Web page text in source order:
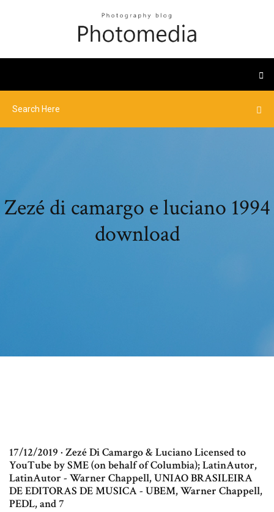
Zezé di camargo e luciano 1994
download
17/12/2019 · Zezé Di Camargo & Luciano Licensed to
YouTube by SME (on behalf of Columbia); LatinAutor,
LatinAutor - Warner Chappell, UNIAO BRASILEIRA
DE EDITORAS DE MUSICA - UBEM, Warner Chappell,
PEDL, and 7